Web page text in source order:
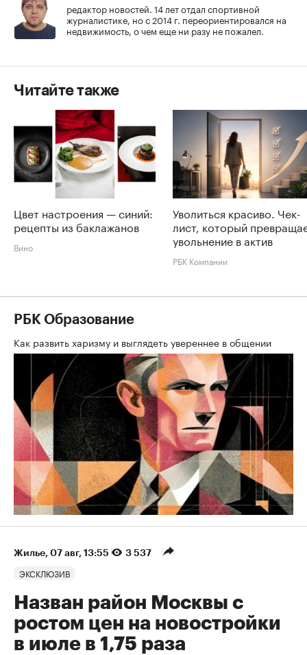
редактор новостей. 14 лет отдал спортивной
журналистике, но с 2014 г. переориентировался на
недвижимость, о чем еще ни разу не пожалел.
Читайте также
Цвет настроения — синий:
рецепты из баклажанов
Вино
Уволиться красиво. Чек-
лист, который
увольнение в актив
РБК Компании
РБК Образование
Как развить харизму и выглядеть увереннее в общении
Жилье 07 авг, 13:55 3 537
ЭКСКЛЮЗИВ
Назван район Москвы с
ростом цен на новостройки
в июле в 1,75 раза